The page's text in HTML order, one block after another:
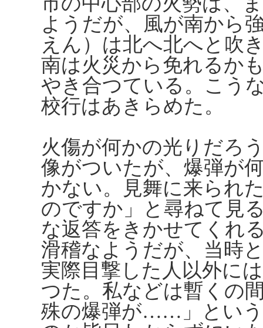
ようだが、風が南から
えん）は北へ北へと吹
南は火災から免れるか
やき合つている。こう
校行はあきらめた。
火傷が何かの光りだろ
像がついたが、爆弾が
かない。見舞に来られ
のですか」と尋ねて見
な返答をきかせてくれ
滑稽なようだが、当時
実際目撃した人以外に
つた。私などは暫くの
殊の爆弾が……」とい